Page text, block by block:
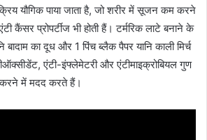
यौगिक पाया जाता है, जो शरीर में सूजन कम करने
कैंसर प्रोपर्टीज भी होती हैं। टर्मरिक लाटे बनाने के
का दूध और 1 पिंच ब्लैक पैपर यानि काली मिर्च
एंटी-इंफ्लेमेटरी और एंटीमाइक्रोबियल गुण
में मदद करते हैं।